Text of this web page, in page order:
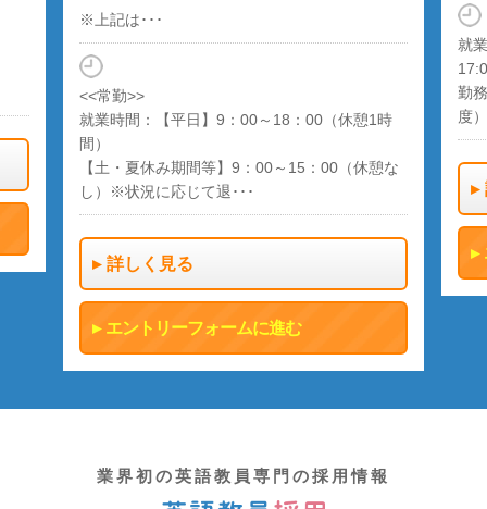
※上記は･･･
<<常勤>>
就業時間：【平日】9：00～18：00（休憩1時
間）
【土・夏休み期間等】9：00～15：00（休憩な
し）※状況に応じて退･･･
詳しく見る
エントリーフォームに進む
就
勤
度）
業界初の英語教員専門の採用情報